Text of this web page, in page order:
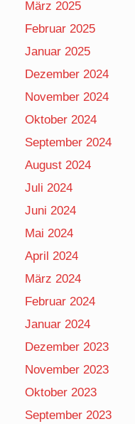
März 2025
Februar 2025
Januar 2025
Dezember 2024
November 2024
Oktober 2024
September 2024
August 2024
Juli 2024
Juni 2024
Mai 2024
April 2024
März 2024
Februar 2024
Januar 2024
Dezember 2023
November 2023
Oktober 2023
September 2023